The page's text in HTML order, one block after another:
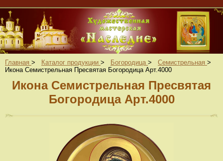
Главная > Каталог продукции > Богородица > Семистрельная >
Икона Семистрельная Пресвятая Богородица Арт.4000
Икона Семистрельная Пресвятая
Богородица Арт.4000